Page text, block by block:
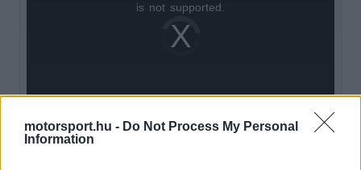
motorsport.hu - Do Not Process My Personal
Information
Video
Player
loading.
is not supported.